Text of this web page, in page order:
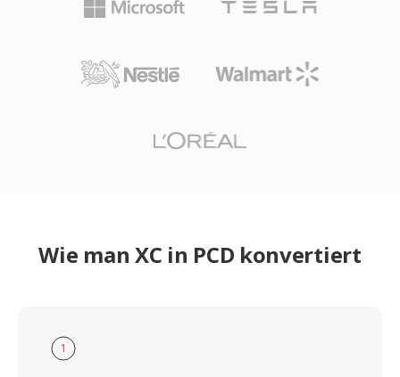
Wie man XC in PCD konvertiert
1